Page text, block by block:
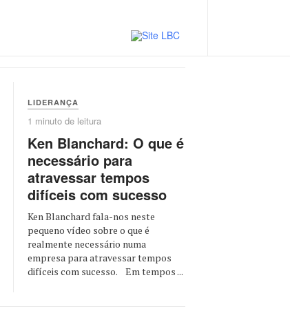
para combater… a crise
LIDERANÇA
1 minuto de leitura
Ken Blanchard: O que é
necessário para
atravessar tempos
difíceis com sucesso
Ken Blanchard fala-nos neste
pequeno vídeo sobre o que é
realmente necessário numa
empresa para atravessar tempos
difíceis com sucesso. Em tempos ...